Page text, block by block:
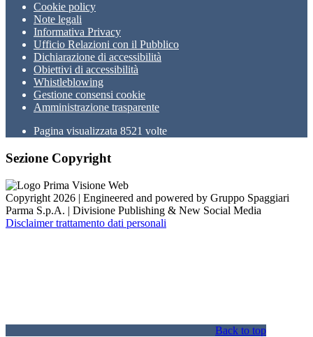
Cookie policy
Note legali
Informativa Privacy
Ufficio Relazioni con il Pubblico
Dichiarazione di accessibilità
Obiettivi di accessibilità
Whistleblowing
Gestione consensi cookie
Amministrazione trasparente
Pagina visualizzata 8521 volte
Sezione Copyright
Copyright 2026 | Engineered and powered by Gruppo Spaggiari
Parma S.p.A. | Divisione Publishing & New Social Media
Disclaimer trattamento dati personali
Back to top